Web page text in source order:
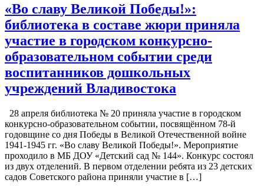
«Во славу Великой Победы!»:
библиотека в составе жюри приняла
участие в городском конкурсно-
образовательном событии среди
воспитанников дошкольных
учреждений Владивостока
28 апреля библиотека № 20 приняла участие в городском
конкурсно-образовательном событии, посвящённом 78-й
годовщине со дня Победы в Великой Отечественной войне
1941-1945 гг. «Во славу Великой Победы!». Мероприятие
проходило в МБ ДОУ «Детский сад № 144». Конкурс состоял
из двух отделений. В первом отделении ребята из 23 детских
садов Советского района приняли участие в […]